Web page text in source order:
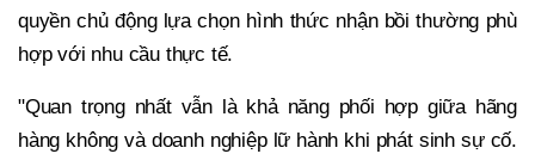
quyền chủ động lựa chọn hình thức nhận bồi thường phù
hợp với nhu cầu thực tế.
"Quan trọng nhất vẫn là khả năng phối hợp giữa hãng
hàng không và doanh nghiệp lữ hành khi phát sinh sự cố.